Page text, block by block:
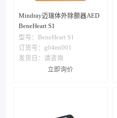
Mindray迈瑞体外除颤器AED
BeneHeart S1
型号：
BeneHeart S1
订货号：g04mi001
发货日： 请咨询
立即询价